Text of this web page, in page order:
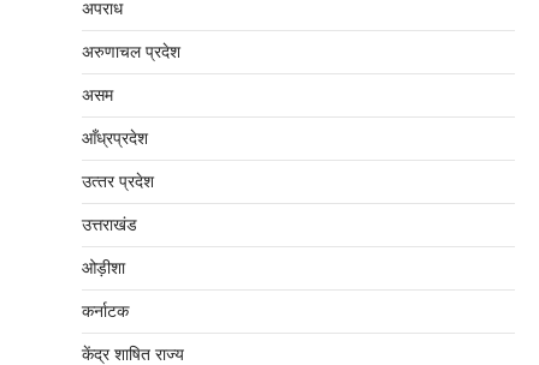
अपराध
अरुणाचल प्रदेश
असम
आँध्रप्रदेश
उत्‍तर प्रदेश
उत्तराखंड
ओड़ीशा
कर्नाटक
केंद्र शाषित राज्य